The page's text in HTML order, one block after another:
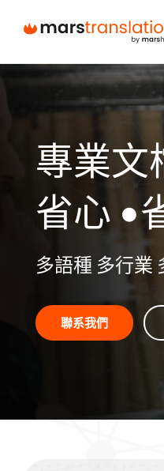
專業文
省心 •
多語種 多行業
聯系我們